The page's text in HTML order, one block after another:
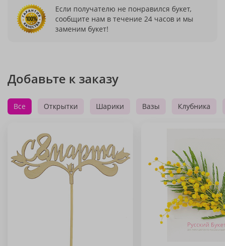
Если получателю не понравился букет,
сообщите нам в течение 24 часов и мы
заменим букет!
Добавьте к заказу
Все Открытки Шарики Вазы Клубника